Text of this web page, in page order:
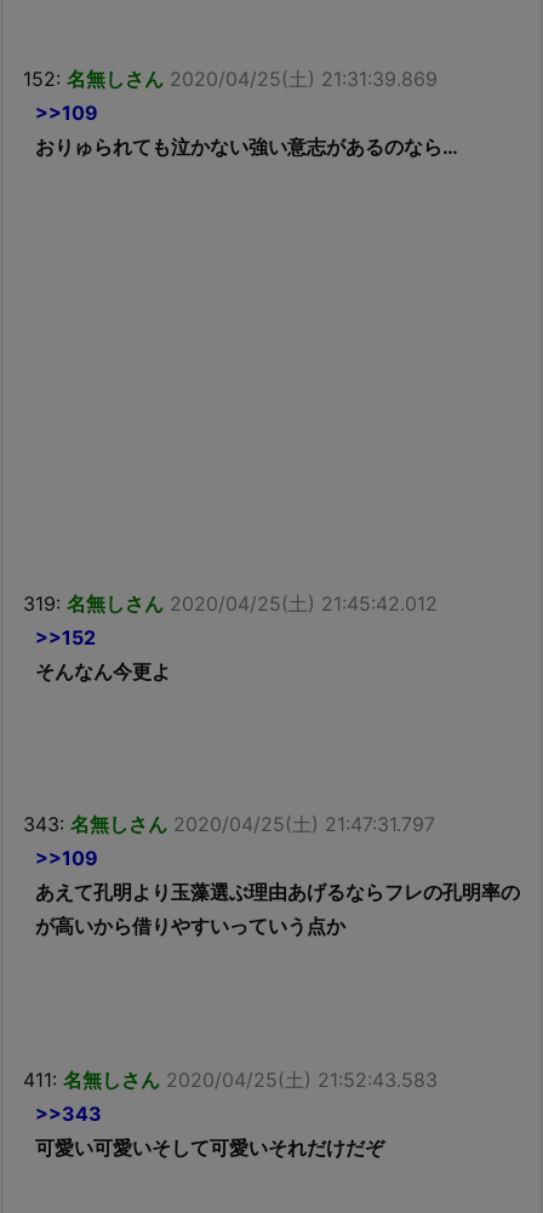
152: 名無しさん 2020/04/25(土) 21:31:39.869
>>109
おりゅられても泣かない強い意志があるのなら…
319: 名無しさん 2020/04/25(土) 21:45:42.012
>>152
そんなん今更よ
343: 名無しさん 2020/04/25(土) 21:47:31.797
>>109
あえて孔明より玉藻選ぶ理由あげるならフレの孔明率の
が高いから借りやすいっていう点か
411: 名無しさん 2020/04/25(土) 21:52:43.583
>>343
可愛い可愛いそして可愛いそれだけだぞ